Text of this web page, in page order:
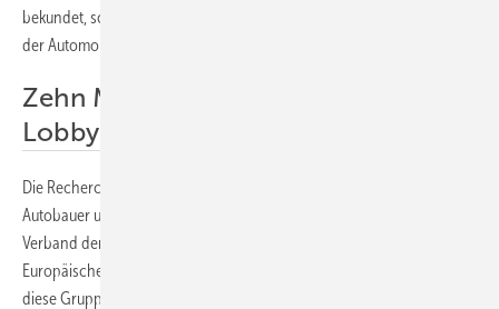
bekundet, scheinen Gruppen wie BMW und der deutsche Verband
der Automobilindustrie (VDA) diese Ziele zu konterkarieren.
Zehn Millionen Euro pro Jahr für
Lobbying in der EU
Die Recherchen beziehen sich auf die drei großen deutschen
Autobauer und ihre beiden wichtigsten Industrieverbände, den
Verband der Automobilindustrie (VDA) in Deutschland und den
Europäischen Automobilherstellerverband (ACEA). Zusammen geben
diese Gruppen Offenlegungen zufolge über zehn Millionen Euro pro